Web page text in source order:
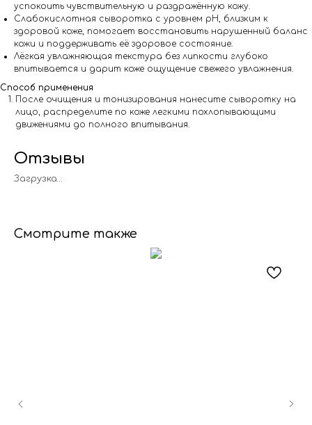
успокоить чувствительную и раздражённую кожу.
Слабокислотная сыворотка с уровнем pH, близким к
здоровой коже, помогает восстановить нарушенный баланс
кожи и поддерживать её здоровое состояние.
Лёгкая увлажняющая текстура без липкости глубоко
впитывается и дарит коже ощущение свежего увлажнения.
Способ применения
После очищения и тонизирования нанесите сыворотку на
лицо, распределите по коже легкими похлопывающими
движениями до полного впитывания.
Отзывы
Загрузка…
Смотрите также